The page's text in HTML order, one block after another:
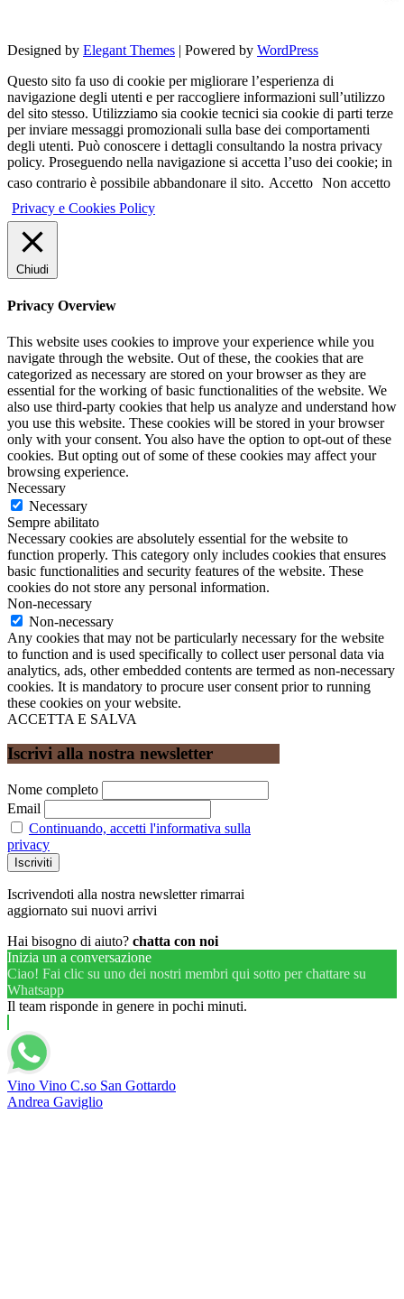
Designed by Elegant Themes | Powered by WordPress
Questo sito fa uso di cookie per migliorare l’esperienza di
navigazione degli utenti e per raccogliere informazioni sull’utilizzo
del sito stesso. Utilizziamo sia cookie tecnici sia cookie di parti terze
per inviare messaggi promozionali sulla base dei comportamenti
degli utenti. Può conoscere i dettagli consultando la nostra privacy
policy. Proseguendo nella navigazione si accetta l’uso dei cookie; in
caso contrario è possibile abbandonare il sito. Accetto Non accetto
Privacy e Cookies Policy
Chiudi
Privacy Overview
This website uses cookies to improve your experience while you
navigate through the website. Out of these, the cookies that are
categorized as necessary are stored on your browser as they are
essential for the working of basic functionalities of the website. We
also use third-party cookies that help us analyze and understand how
you use this website. These cookies will be stored in your browser
only with your consent. You also have the option to opt-out of these
cookies. But opting out of some of these cookies may affect your
browsing experience.
Necessary
Necessary
Sempre abilitato
Necessary cookies are absolutely essential for the website to
function properly. This category only includes cookies that ensures
basic functionalities and security features of the website. These
cookies do not store any personal information.
Non-necessary
Non-necessary
Any cookies that may not be particularly necessary for the website
to function and is used specifically to collect user personal data via
analytics, ads, other embedded contents are termed as non-necessary
cookies. It is mandatory to procure user consent prior to running
these cookies on your website.
ACCETTA E SALVA
Iscrivi alla nostra newsletter
Nome completo
Email
Continuando, accetti l'informativa sulla
privacy
Iscrivendoti alla nostra newsletter rimarrai
aggiornato sui nuovi arrivi
Hai bisogno di aiuto? chatta con noi
Inizia un a conversazione
Ciao! Fai clic su uno dei nostri membri qui sotto per chattare su
Whatsapp
Il team risponde in genere in pochi minuti.
Vino Vino C.so San Gottardo
Andrea Gaviglio